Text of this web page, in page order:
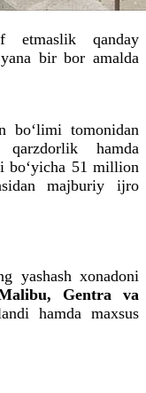
etmaslik qanday
bir bor amalda
bo‘limi tomonidan
qarzdorlik hamda
bo‘yicha 51 million
majburiy ijro
yashash xonadoni
Gentra va
hamda maxsus